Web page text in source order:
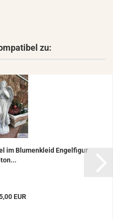
zu:
im Blu­men­kleid En­gel­fi­gur
EUR